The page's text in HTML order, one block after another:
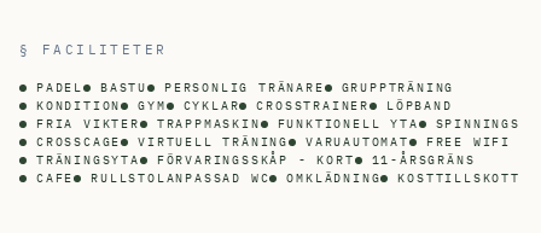
§ FACILITETER
PADEL BASTU PERSONLIG TRÄNARE
GRUPPTRÄNING
KONDITION
GYM CYKLAR CROSSTRAINER
LÖPBAND
FRIA VIKTER
TRAPPMASKIN FUNKTIONELL YTA
SPINNINGS
CROSSCAGE
VIRTUELL TRÄNING VARUAUTOMAT
FREE WIFI
TRÄNINGSYTA
FÖRVARINGSSKÅP - KORT
11-ÅRSGRÄNS
CAFE
RULLSTOLANPASSAD WC OMKLÄDNING KOSTTILLSKOTT